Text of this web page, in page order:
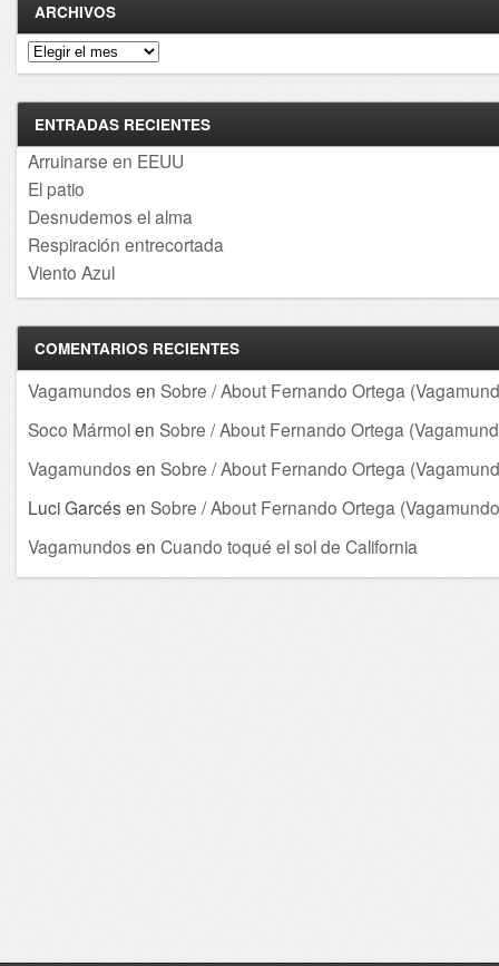
ARCHIVOS
Archivos
ENTRADAS RECIENTES
Arruinarse en EEUU
El patio
Desnudemos el alma
Respiración entrecortada
Viento Azul
COMENTARIOS RECIENTES
Vagamundos en Sobre / About Fernando Ortega
Soco Mármolen Sobre / About Fernando Ortega
Vagamundos en Sobre / About Fernando Ortega
Luci Garcés en Sobre / About Fernando Ortega
Vagamundos en Cuando toqué el sol de California